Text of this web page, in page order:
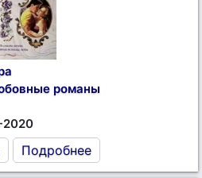
романы
Подробнее